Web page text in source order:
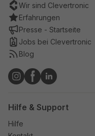
Wir sind Clevertronic
Erfahrungen
Presse - Startseite
Jobs bei Clevertronic
Blog
Hilfe & Support
Hilfe